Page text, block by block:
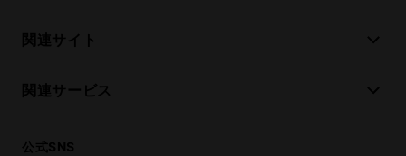
関連サイト
関連サービス
公式SNS